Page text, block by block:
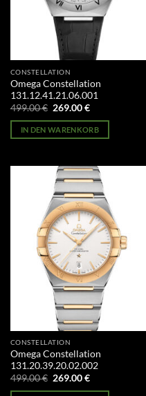
CONSTELLATION
Omega Constellation
131.12.41.21.06.001
499.00€ Ursprünglicher
war:
499.00 €
269.00€Aktueller
ist:
269.00 €.
IN DEN WARENKORB
CONSTELLATION
Omega Constellation
131.20.39.20.02.002
499.00€ Ursprünglicher
269.00€Aktueller